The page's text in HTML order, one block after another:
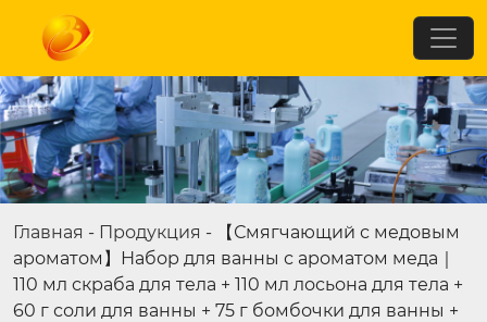
Главная - Продукция -
【Смягчающий с медовым
ароматом】Набор для ванны с ароматом меда｜
110 мл скраба для тела + 110 мл лосьона для тела +
60 г соли для ванны + 75 г бомбочки для ванны +